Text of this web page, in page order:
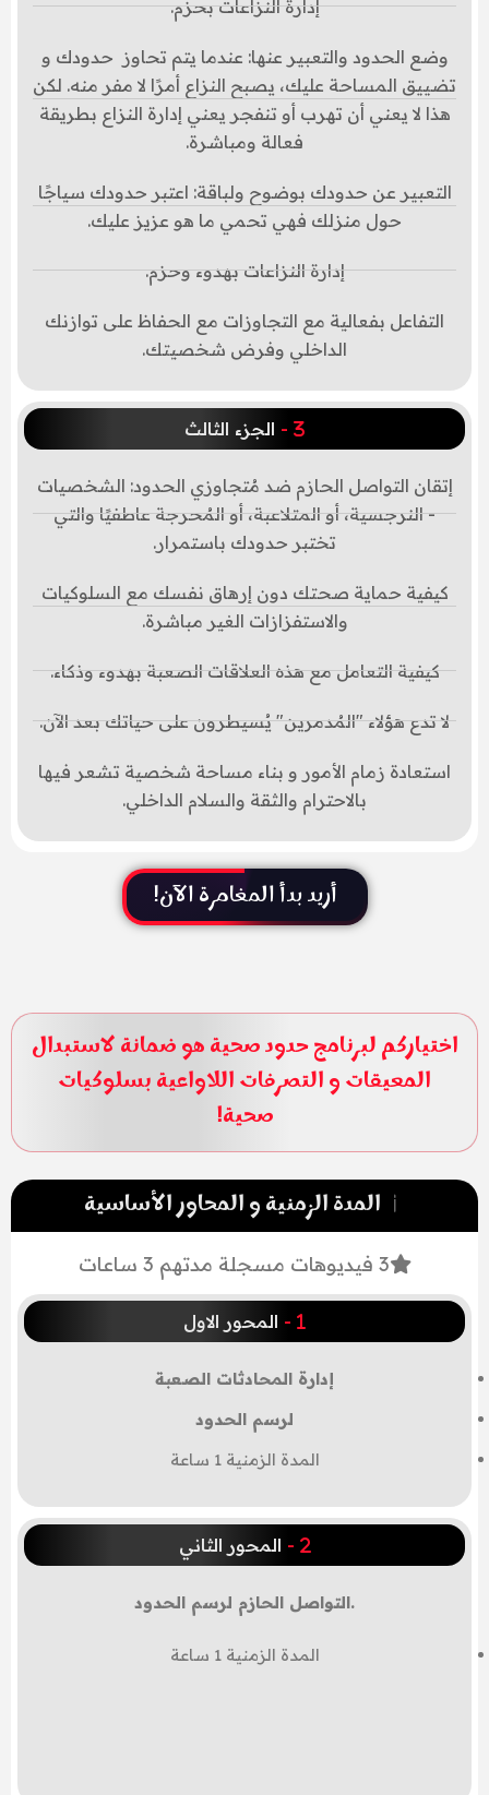
إدارة النزاعات بحزم.
وضع الحدود والتعبير عنها: عندما يتم تحاوز حدودك و
تضييق المساحة عليك، يصبح النزاع أمرًا لا مفر منه. لكن
هذا لا يعني أن تهرب أو تنفجر يعني إدارة النزاع بطريقة
فعالة ومباشرة.
التعبير عن حدودك بوضوح ولباقة: اعتبر حدودك سياجًا
حول منزلك فهي تحمي ما هو عزيز عليك.
إدارة النزاعات بهدوء وحزم.
التفاعل بفعالية مع التجاوزات مع الحفاظ على توازنك
الداخلي وفرض شخصيتك.
- الجزء الثالث
إتقان التواصل الحازم ضد مُتجاوزي الحدود: الشخصيات
- النرجسية، أو المتلاعبة، أو المُحرجة عاطفيًا والتي
تختبر حدودك باستمرار.
كيفية حماية صحتك دون إرهاق نفسك مع السلوكيات
والاستفزازات الغير مباشرة.
كيفية التعامل مع هذه العلاقات الصعبة بهدوء وذكاء.
لا تدع هؤلاء "المُدمرين" يُسيطرون على حياتك بعد الآن.
استعادة زمام الأمور و بناء مساحة شخصية تشعر فيها
بالاحترام والثقة والسلام الداخلي.
أريد بدأ المغامرة الآن!
اختياركم لبرنامج حدود صحية هو ضمانة لاستبدال
المعيقات و التصرفات اللاواعية بسلوكيات
صحية!
المدة الزمنية و المحاور الأساسية
3 فيديوهات مسجلة مدتهم 3 ساعات
- المحور الاول
إدارة المحادثات الصعبة
لرسم الحدود
المدة الزمنية 1 ساعة
- المحور الثاني
.التواصل الحازم لرسم الحدود
المدة الزمنية 1 ساعة